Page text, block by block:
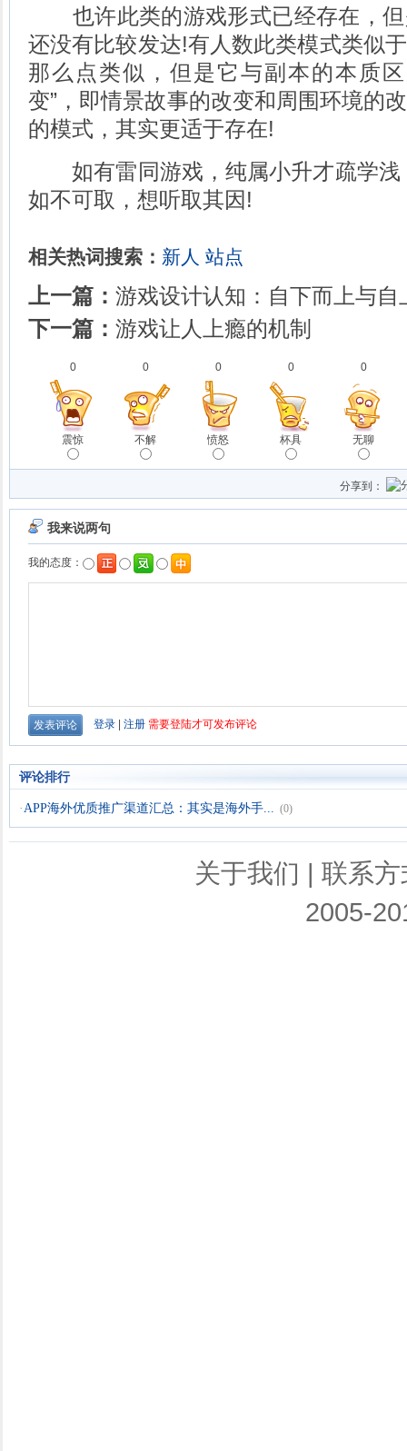
也许此类的游戏形式已经存在，但
还没有比较发达!有人数此类模式类似
那么点类似，但是它与副本的本质
变”，即情景故事的改变和周围环境的
的模式，其实更适于存在!
如有雷同游戏，纯属小升才疏学浅
如不可取，想听取其因!
相关热词搜索： 新人 站点
上一篇： 游戏设计认知：自下而上与自
下一篇： 游戏让人上瘾的机制
0
震惊
0
不解
0
愤怒
0
杯具
0
无聊
分享到：
评论排行
·APP海外优质推广渠道汇总：其实是海外手... (0)
关于我们 | 联系方
2005-